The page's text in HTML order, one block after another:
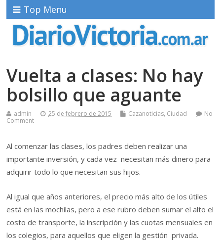
Top Menu
Vuelta a clases: No hay
bolsillo que aguante
admin 25 de febrero de 2015 Cazanoticias, Ciudad
No
Comment
Al comenzar las clases, los padres deben realizar una
importante inversión, y cada vez necesitan más dinero para
adquirir todo lo que necesitan sus hijos.
Al igual que años anteriores, el precio más alto de los útiles
está en las mochilas, pero a ese rubro deben sumar el alto el
costo de transporte, la inscripción y las cuotas mensuales en
los colegios, para aquellos que eligen la gestión privada.